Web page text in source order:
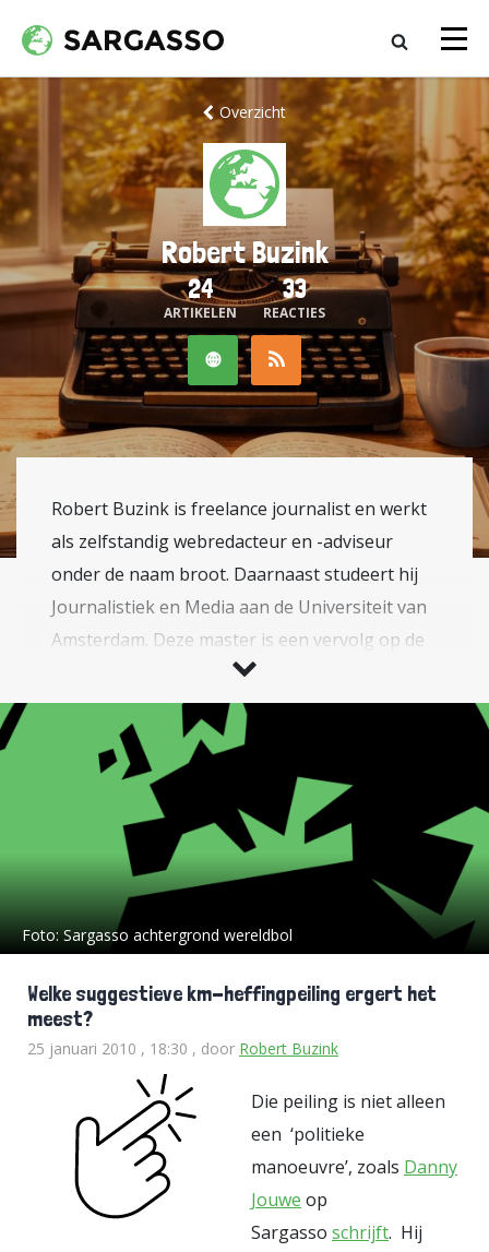
Overzicht
Robert Buzink
24
ARTIKELEN
33
REACTIES
Robert Buzink is freelance journalist en werkt
als zelfstandig webredacteur en -adviseur
onder de naam broot. Daarnaast studeert hij
Journalistiek en Media aan de Universiteit van
Amsterdam. Deze master is een vervolg op de
bachelor en master Cultuur- en
Wetenschapsstudies die hij afrondde aan de
Universiteit Maastricht. Buzink heeft een
brede interesse en houdt zich onder andere
bezig met de wisselwerking tussen media,
wetenschap en maatschappij.
Foto:Sargasso achtergrond wereldbol
Welke suggestieve km-heffingpeiling ergert het
meest?
25 januari 2010 , 18:30 , door Robert Buzink
Die peiling is niet alleen
een ‘politieke
manoeuvre’, zoals Danny
Jouwe op
Sargasso schrijft. Hij